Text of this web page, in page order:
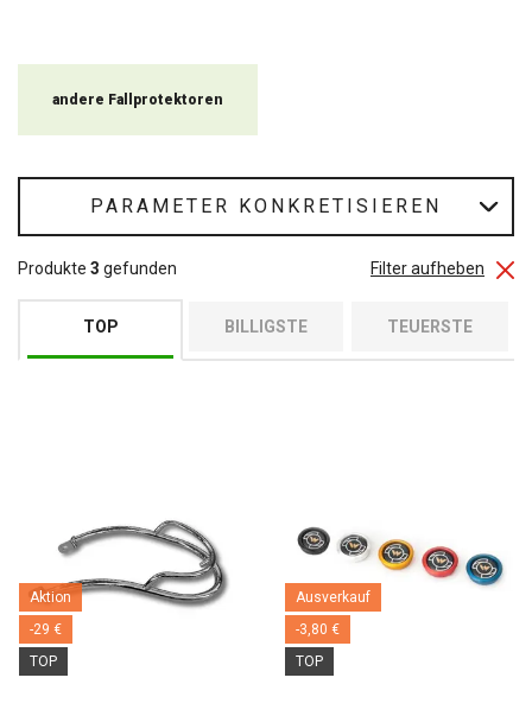
andere Fallprotektoren
PARAMETER KONKRETISIEREN
Filter aufheben
Produkte 3 gefunden
TOP BILLIGSTE TEUERSTE
Aktion
-29 €
TOP
Ausverkauf
-3,80 €
TOP